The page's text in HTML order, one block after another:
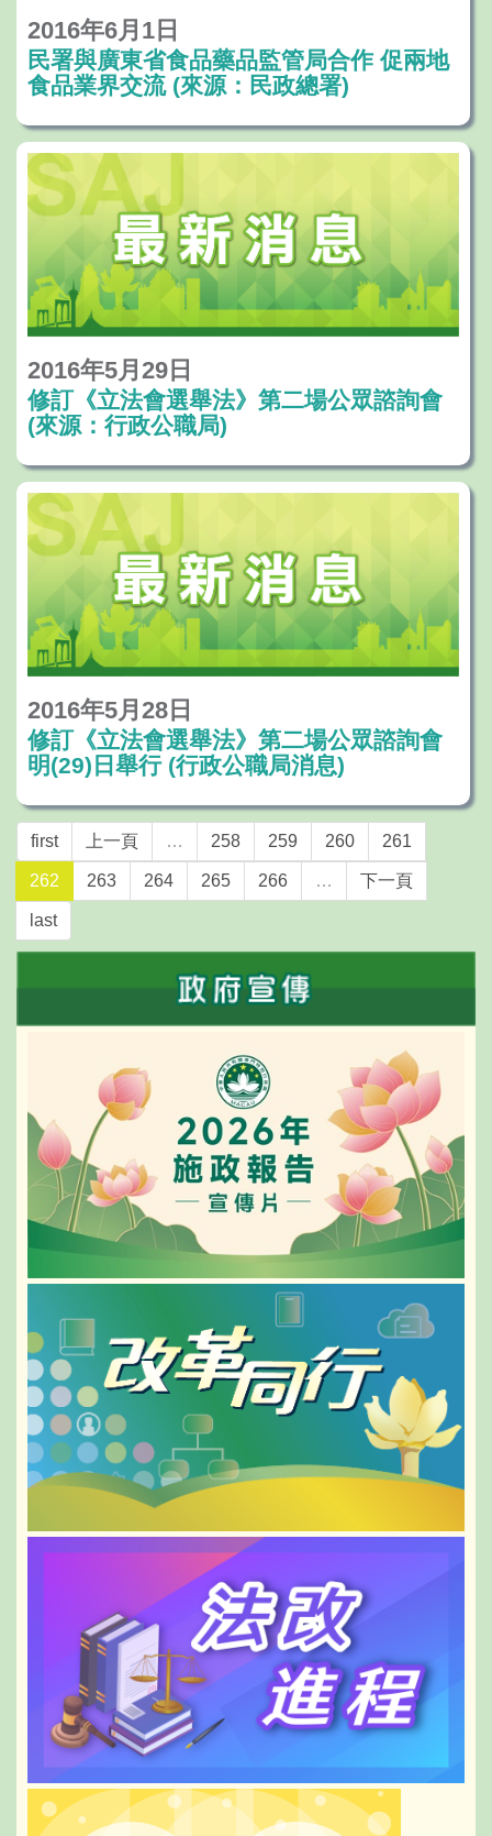
2016年6月1日
民署與廣東省食品藥品監管局合作 促兩地
食品業界交流 (來源：民政總署)
2016年5月29日
修訂《立法會選舉法》第二場公眾諮詢會
(來源：行政公職局)
2016年5月28日
修訂《立法會選舉法》第二場公眾諮詢會
明(29)日舉行 (行政公職局消息)
first 上一頁 … 258 259 260 261
262 263 264 265 266 … 下一頁
last